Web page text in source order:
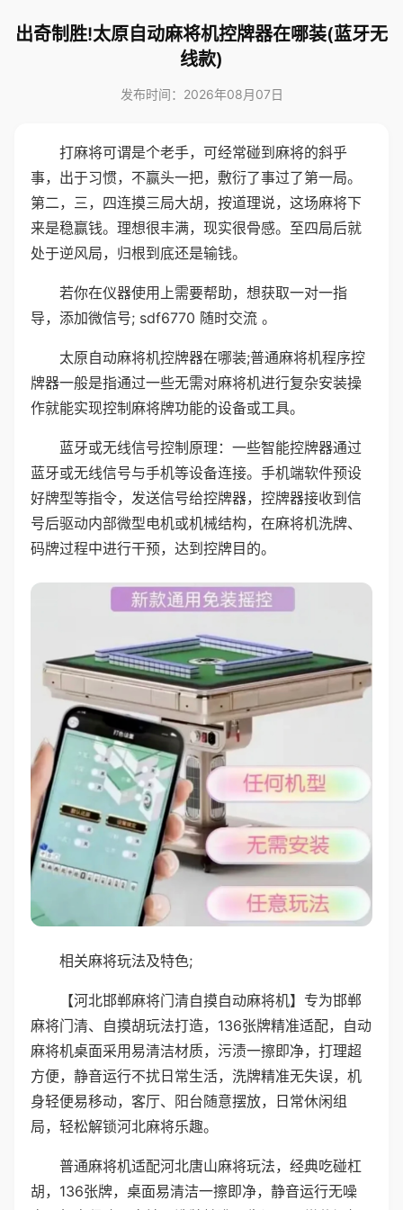
出奇制胜!太原自动麻将机控牌器在哪装(蓝牙无
线款)
发布时间：2026年08月07日
打麻将可谓是个老手，可经常碰到麻将的斜乎
事，出于习惯，不赢头一把，敷衍了事过了第一局。
第二，三，四连摸三局大胡，按道理说，这场麻将下
来是稳赢钱。理想很丰满，现实很骨感。至四局后就
处于逆风局，归根到底还是输钱。
若你在仪器使用上需要帮助，想获取一对一指
导，添加微信号; sdf6770 随时交流 。
太原自动麻将机控牌器在哪装;普通麻将机程序控
牌器一般是指通过一些无需对麻将机进行复杂安装操
作就能实现控制麻将牌功能的设备或工具。
蓝牙或无线信号控制原理：一些智能控牌器通过
蓝牙或无线信号与手机等设备连接。手机端软件预设
好牌型等指令，发送信号给控牌器，控牌器接收到信
号后驱动内部微型电机或机械结构，在麻将机洗牌、
码牌过程中进行干预，达到控牌目的。
相关麻将玩法及特色;
【河北邯郸麻将门清自摸自动麻将机】专为邯郸
麻将门清、自摸胡玩法打造，136张牌精准适配，自动
麻将机桌面采用易清洁材质，污渍一擦即净，打理超
方便，静音运行不扰日常生活，洗牌精准无失误，机
身轻便易移动，客厅、阳台随意摆放，日常休闲组
局，轻松解锁河北麻将乐趣。
普通麻将机适配河北唐山麻将玩法，经典吃碰杠
胡，136张牌，桌面易清洁一擦即净，静音运行无噪